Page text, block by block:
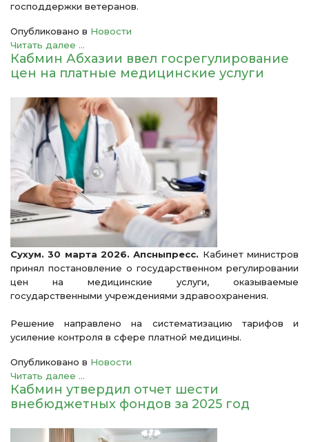
господдержки ветеранов.
Опубликовано в Новости
Читать далее ...
Кабмин Абхазии ввел госрегулирование
цен на платные медицинские услуги
Сухум. 30 марта 2026. Апсныпресс. Кабинет министров
принял постановление о государственном регулировании
цен на медицинские услуги, оказываемые
государственными учреждениями здравоохранения.
Решение направлено на систематизацию тарифов и
усиление контроля в сфере платной медицины.
Опубликовано в Новости
Читать далее ...
Кабмин утвердил отчет шести
внебюджетных фондов за 2025 год